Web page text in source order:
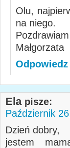
Olu,
na niego.
Małgorzata
Odpowiedz
Ela pisze:
Październik
Dzień dobry,
jestem